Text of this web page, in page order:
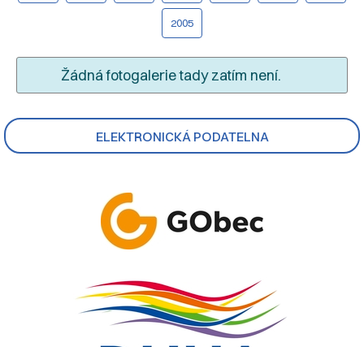
ELEKTRONICKÁ PODATELNA
2005
Žádná fotogalerie tady zatím není.